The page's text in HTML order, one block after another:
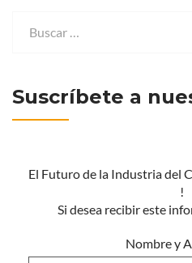
Suscríbete a
El Futuro de la Industria del
!
Si desea recibir este
Nombre y